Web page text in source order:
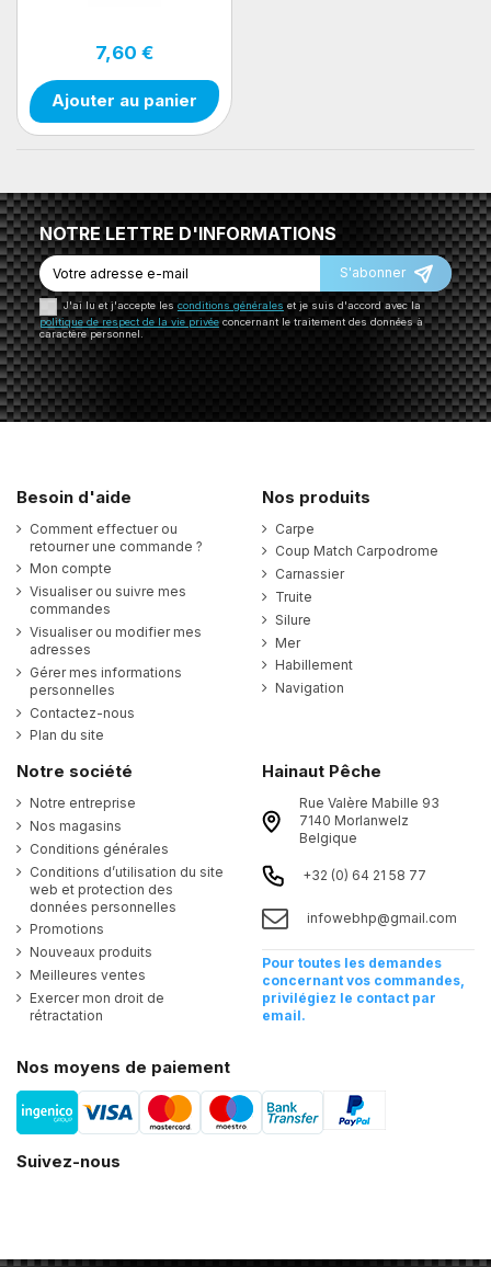
7,60 €
Ajouter au panier
NOTRE LETTRE D'INFORMATIONS
S'abonner
J'ai lu et j'accepte les conditions générales et je suis d'accord avec la
politique de respect de la vie privéeconcernant le traitement des données à
caractère personnel.
Besoin d'aide
Comment effectuer ou
retourner une commande ?
Mon compte
Visualiser ou suivre mes
commandes
Visualiser ou modifier mes
adresses
Gérer mes informations
personnelles
Contactez-nous
Plan du site
Nos produits
Carpe
Coup Match Carpodrome
Carnassier
Truite
Silure
Mer
Habillement
Navigation
Notre société
Notre entreprise
Nos magasins
Conditions générales
Conditions d’utilisation du site
web et protection des
données personnelles
Promotions
Nouveaux produits
Meilleures ventes
Exercer mon droit de
rétractation
Hainaut Pêche
Rue Valère Mabille 93
7140 Morlanwelz
Belgique
+32 (0) 64 21 58 77
infowebhp@gmail.com
Pour toutes les demandes
concernant vos commandes,
privilégiez le contact par
email.
Nos moyens de paiement
Suivez-nous